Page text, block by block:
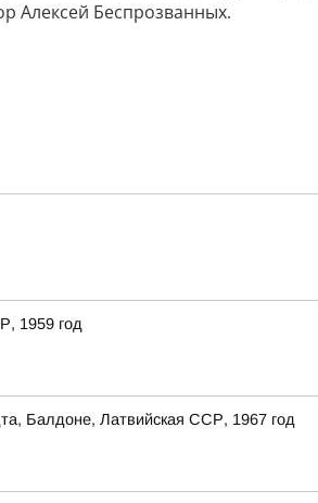
Алексей Беспрозванных.
1959 год
Балдоне, Латвийская ССР, 1967 год